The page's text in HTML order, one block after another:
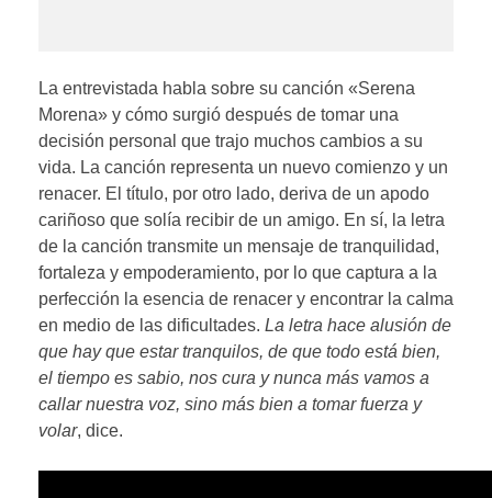
La entrevistada habla sobre su canción «Serena
Morena» y cómo surgió después de tomar una
decisión personal que trajo muchos cambios a su
vida. La canción representa un nuevo comienzo y un
renacer. El título, por otro lado, deriva de un apodo
cariñoso que solía recibir de un amigo. En sí, la letra
de la canción transmite un mensaje de tranquilidad,
fortaleza y empoderamiento, por lo que captura a la
perfección la esencia de renacer y encontrar la calma
en medio de las dificultades. La letra hace alusión de
que hay que estar tranquilos, de que todo está bien,
el tiempo es sabio, nos cura y nunca más vamos a
callar nuestra voz, sino más bien a tomar fuerza y
volar, dice.